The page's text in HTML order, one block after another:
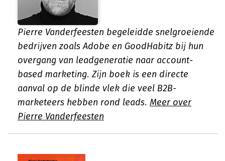
Pierre Vanderfeesten begeleidde snelgroeiende
bedrijven zoals Adobe en GoodHabitz bij hun
overgang van leadgeneratie naar account-
based marketing. Zijn boek is een directe
aanval op de blinde vlek die veel B2B-
marketeers hebben rond leads. Meer over
Pierre Vanderfeesten